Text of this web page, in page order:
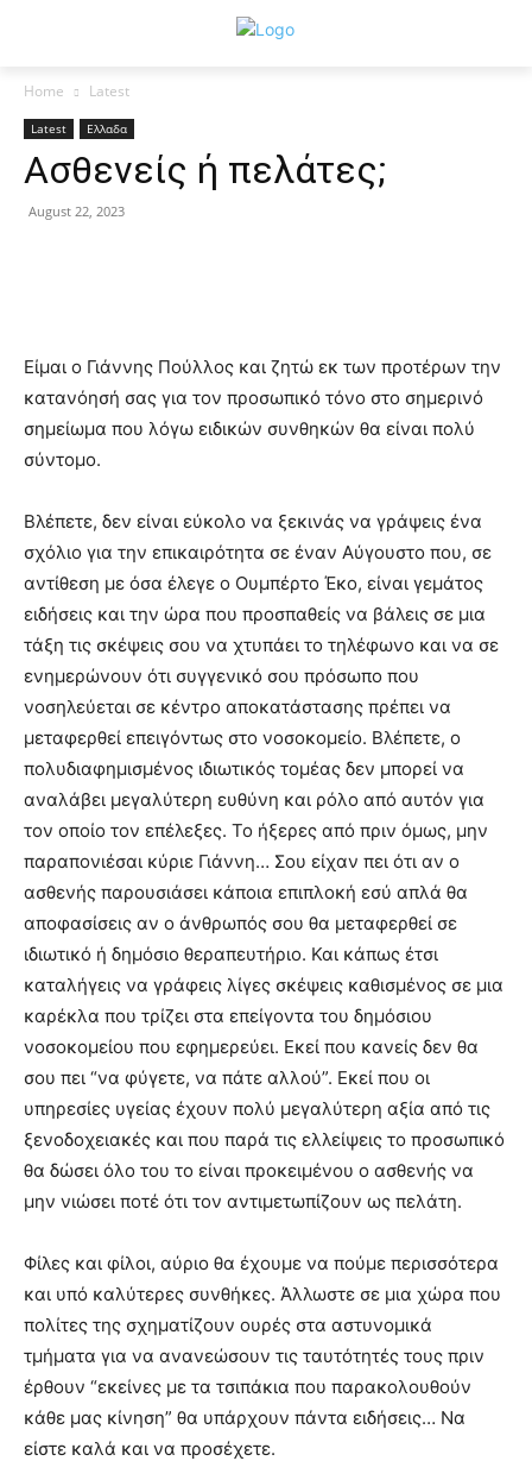
Home Latest
Latest Ελλαδα
Ασθενείς ή πελάτες;
August 22, 2023
Είμαι ο Γιάννης Πούλλος και ζητώ εκ των προτέρων την
κατανόησή σας για τον προσωπικό τόνο στο σημερινό
σημείωμα που λόγω ειδικών συνθηκών θα είναι πολύ
σύντομο.
Βλέπετε, δεν είναι εύκολο να ξεκινάς να γράψεις ένα
σχόλιο για την επικαιρότητα σε έναν Αύγουστο που, σε
αντίθεση με όσα έλεγε ο Ουμπέρτο Έκο, είναι γεμάτος
ειδήσεις και την ώρα που προσπαθείς να βάλεις σε μια
τάξη τις σκέψεις σου να χτυπάει το τηλέφωνο και να σε
ενημερώνουν ότι συγγενικό σου πρόσωπο που
νοσηλεύεται σε κέντρο αποκατάστασης πρέπει να
μεταφερθεί επειγόντως στο νοσοκομείο. Βλέπετε, ο
πολυδιαφημισμένος ιδιωτικός τομέας δεν μπορεί να
αναλάβει μεγαλύτερη ευθύνη και ρόλο από αυτόν για
τον οποίο τον επέλεξες. Το ήξερες από πριν όμως, μην
παραπονιέσαι κύριε Γιάννη… Σου είχαν πει ότι αν ο
ασθενής παρουσιάσει κάποια επιπλοκή εσύ απλά θα
αποφασίσεις αν ο άνθρωπός σου θα μεταφερθεί σε
ιδιωτικό ή δημόσιο θεραπευτήριο. Και κάπως έτσι
καταλήγεις να γράφεις λίγες σκέψεις καθισμένος σε μια
καρέκλα που τρίζει στα επείγοντα του δημόσιου
νοσοκομείου που εφημερεύει. Εκεί που κανείς δεν θα
σου πει “να φύγετε, να πάτε αλλού”. Εκεί που οι
υπηρεσίες υγείας έχουν πολύ μεγαλύτερη αξία από τις
ξενοδοχειακές και που παρά τις ελλείψεις το προσωπικό
θα δώσει όλο του το είναι προκειμένου ο ασθενής να
μην νιώσει ποτέ ότι τον αντιμετωπίζουν ως πελάτη.
Φίλες και φίλοι, αύριο θα έχουμε να πούμε περισσότερα
και υπό καλύτερες συνθήκες. Άλλωστε σε μια χώρα που
πολίτες της σχηματίζουν ουρές στα αστυνομικά
τμήματα για να ανανεώσουν τις ταυτότητές τους πριν
έρθουν “εκείνες με τα τσιπάκια που παρακολουθούν
κάθε μας κίνηση” θα υπάρχουν πάντα ειδήσεις… Να
είστε καλά και να προσέχετε.